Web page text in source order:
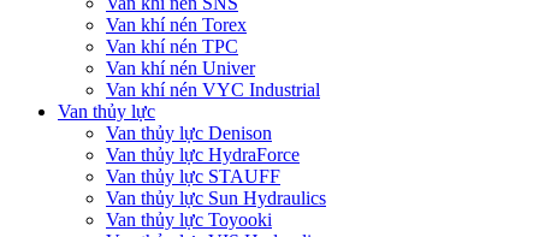
Van khí nén Torex
Van khí nén TPC
Van khí nén Univer
Van khí nén VYC Industrial
Van thủy lực
Van thủy lực Denison
Van thủy lực HydraForce
Van thủy lực STAUFF
Van thủy lực Sun Hydraulics
Van thủy lực Toyooki